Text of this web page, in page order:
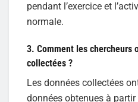
pendant l’exercice et
normale.
3. Comment les chercheurs
collectées ?
Les données collectées
données obtenues à partir